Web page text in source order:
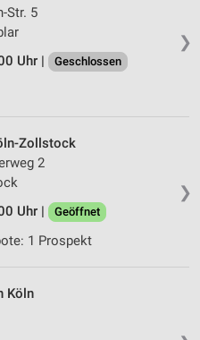
❯
Str. 5
Uhr |
Geschlossen
❯
Zollstock
2
Uhr |
Geöffnet
1 Prospekt
Köln